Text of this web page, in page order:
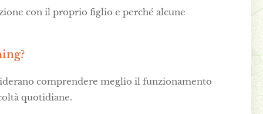
con il proprio figlio e perché alcune
comprendere meglio il funzionamento
quotidiane.